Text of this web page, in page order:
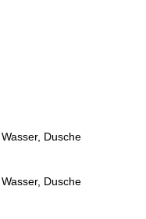
Dusche
Dusche